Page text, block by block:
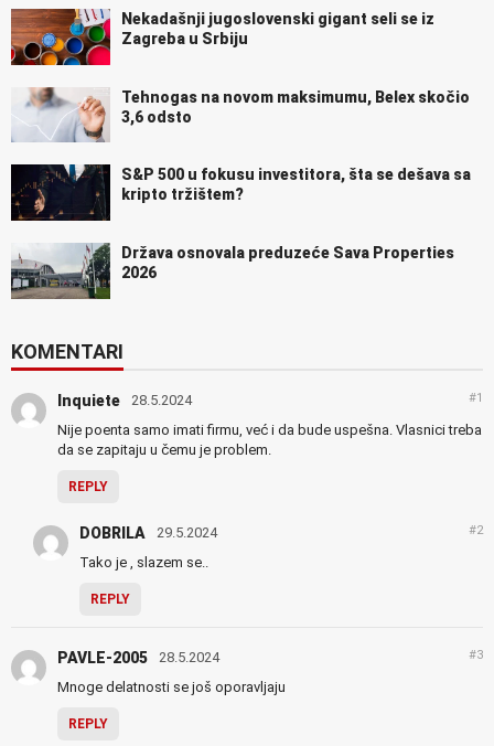
Nekadašnji jugoslovenski gigant seli se iz
Zagreba u Srbiju
Tehnogas na novom maksimumu, Belex skočio
3,6 odsto
S&P 500 u fokusu investitora, šta se dešava sa
kripto tržištem?
Država osnovala preduzeće Sava Properties
2026
KOMENTARI
Inquiete 28.5.2024 #1
Nije poenta samo imati firmu, već i da bude uspešna. Vlasnici treba
da se zapitaju u čemu je problem.
REPLY
DOBRILA 29.5.2024 #2
Tako je , slazem se..
REPLY
PAVLE-2005 28.5.2024 #3
Mnoge delatnosti se još oporavljaju
REPLY